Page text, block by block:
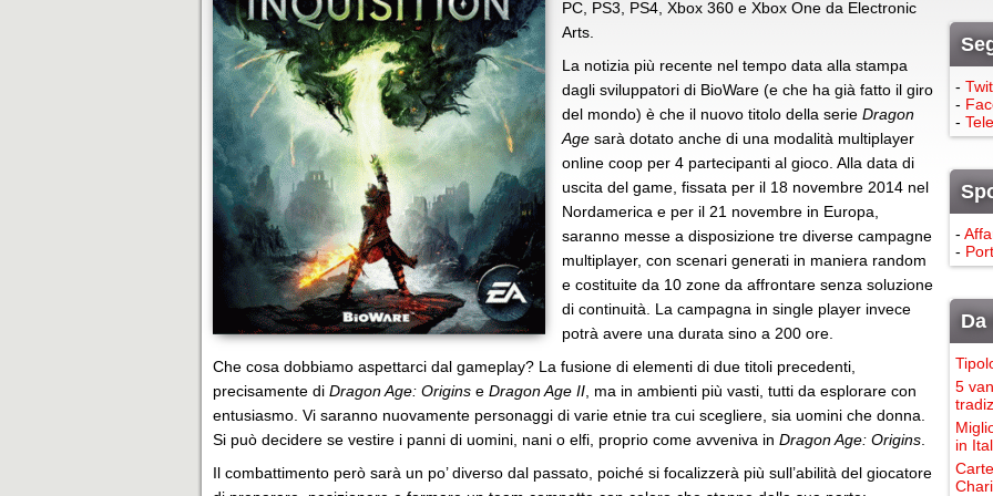
PC, PS3, PS4, Xbox 360 e Xbox One da Electronic
Arts.
La notizia più recente nel tempo data alla stampa
dagli sviluppatori di BioWare (e che ha già fatto il giro
del mondo) è che il nuovo titolo della serie Dragon
Age sarà dotato anche di una modalità multiplayer
online coop per 4 partecipanti al gioco. Alla data di
uscita del game, fissata per il 18 novembre 2014 nel
Nordamerica e per il 21 novembre in Europa,
saranno messe a disposizione tre diverse campagne
multiplayer, con scenari generati in maniera random
e costituite da 10 zone da affrontare senza soluzione
di continuità. La campagna in single player invece
potrà avere una durata sino a 200 ore.
Che cosa dobbiamo aspettarci dal gameplay? La fusione di elementi di due titoli precedenti,
precisamente di Dragon Age: Origins e Dragon Age II , ma in ambienti più vasti, tutti da esplorare con
entusiasmo. Vi saranno nuovamente personaggi di varie etnie tra cui scegliere, sia uomini che donna.
Si può decidere se vestire i panni di uomini, nani o elfi, proprio come avveniva in Dragon Age: Origins
Il combattimento però sarà un po’ diverso dal passato, poiché si focalizzerà più sull’abilità del giocatore
-
-
-
-
-
Da
5
in